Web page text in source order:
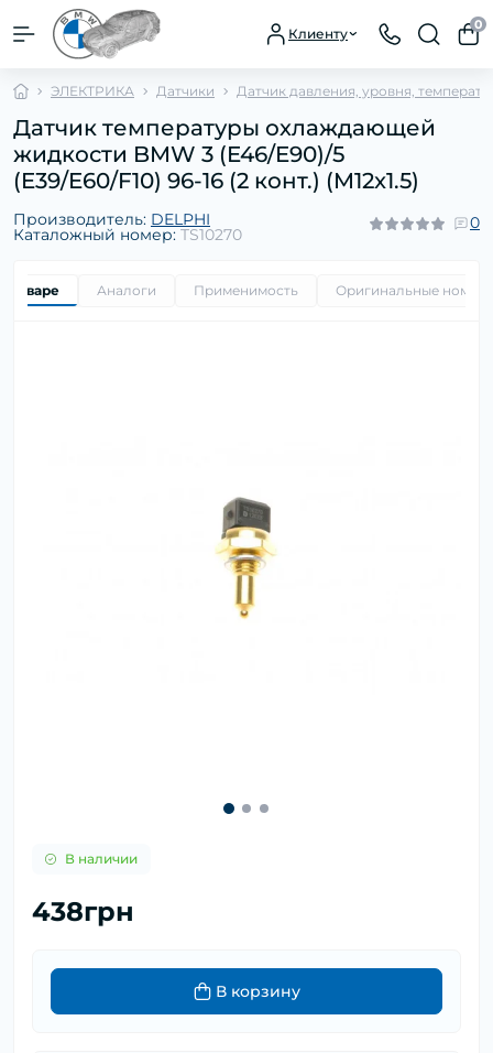
Клиенту
0
ЭЛЕКТРИКА Датчики Датчик давления, уровня,
Датчик температуры охлаждающей
жидкости BMW 3 (E46/E90)/5
(E39/E60/F10) 96-16 (2 конт.) (M12x1.5)
Производитель: DELPHI
Каталожный номер: TS10270
0
товаре Аналоги Применимость Оригинальные номера
В наличии
438грн
В корзину